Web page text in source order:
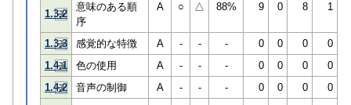
1.3.2
意味のある順
序
A ○ △ 88% 9 0 8 1
1.3.3 感覚的な特徴 A - - - 0 0 0
0
1.4.1
色の使用 A - - - 0 0 0
0
1.4.2
音声の制御 A - - - 0 0 0 0